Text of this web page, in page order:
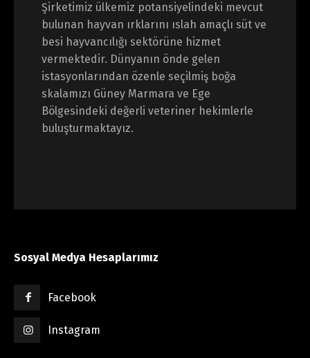
Şirketimiz ülkemiz potansiyelindeki mevcut
bulunan hayvan ırklarını ıslah amaçlı süt ve
besi hayvancılığı sektörüne hizmet
vermektedir. Dünyanın önde gelen
istasyonlarından özenle seçilmiş boğa
skalamızı Güney Marmara ve Ege
Bölgesindeki değerli veteriner hekimlerle
buluşturmaktayız.
Sosyal Medya Hesaplarımız
Facebook
Instagram